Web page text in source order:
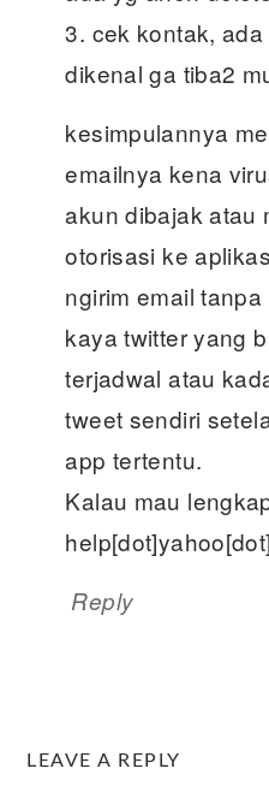
3. cek kontak,
dikenal ga tiba2
kesimpulannya
emailnya kena
akun dibajak atau
otorisasi ke
ngirim email
kaya twitter yang
terjadwal atau
tweet sendiri
app tertentu.
Kalau mau
Reply
LEAVE A REPLY